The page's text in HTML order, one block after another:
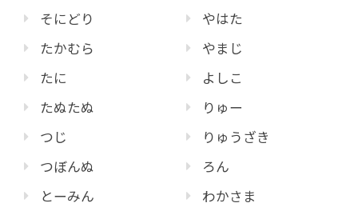
そにどり
たかむら
たに
たぬたぬ
つじ
つぼんぬ
とーみん
やはた
やまじ
よしこ
りゅー
りゅうざき
ろん
わかさま